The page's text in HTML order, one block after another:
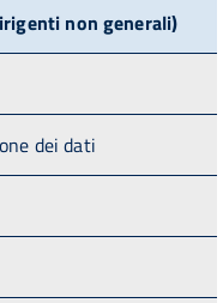
non generali)
dei dati